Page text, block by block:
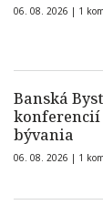
06. 08. 2026 | 1
Banská
konferencií
bývania
06. 08. 2026 | 1